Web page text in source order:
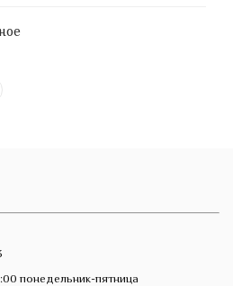
понедельник-пятница